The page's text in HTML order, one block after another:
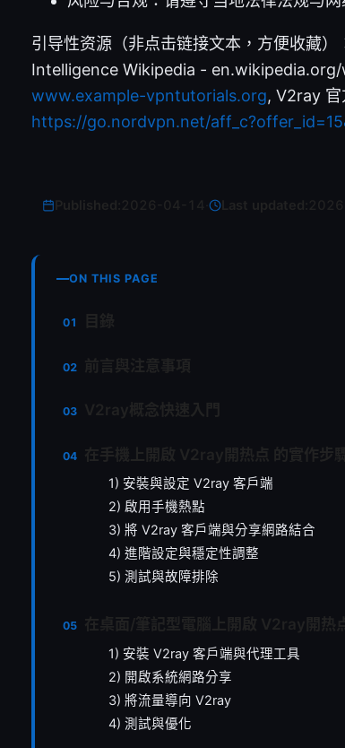
引导性资源（非点击链接文本，方便收藏
Intelligence Wikipedia -
www.example-vpntutorials.org, V2ray
https://go.nordvpn.net/
Last updated:
ON THIS PAGE
1) 安裝與設定 V2ray 客戶端
2) 啟用手機熱點
3) 將 V2ray 客戶端與分享網路結合
4) 進階設定與穩定性調整
5) 測試與故障排除
1) 安裝 V2ray 客戶端與代理工具
2) 開啟系統網路分享
3) 將流量導向 V2ray
4) 測試與優化